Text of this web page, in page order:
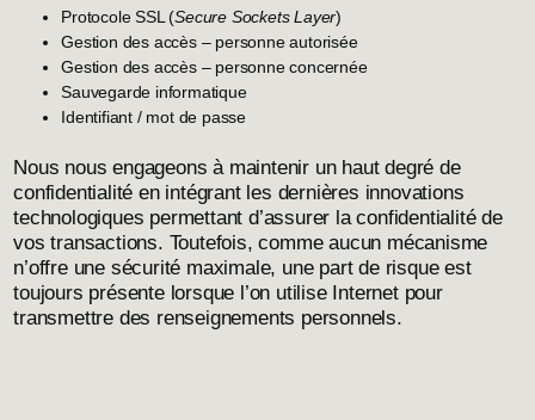
Protocole SSL (Secure Sockets Layer)
Gestion des accès – personne autorisée
Gestion des accès – personne concernée
Sauvegarde informatique
Identifiant / mot de passe
Nous nous engageons à maintenir un haut degré de
confidentialité en intégrant les dernières innovations
technologiques permettant d’assurer la confidentialité de
vos transactions. Toutefois, comme aucun mécanisme
n’offre une sécurité maximale, une part de risque est
toujours présente lorsque l’on utilise Internet pour
transmettre des renseignements personnels.